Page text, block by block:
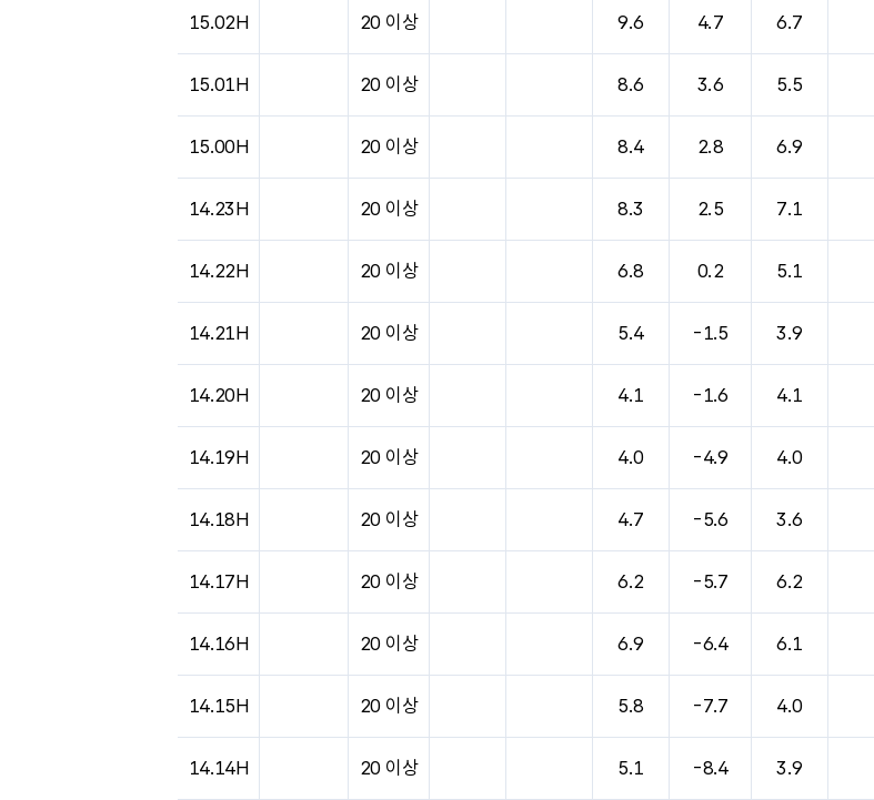
15.02H 20 이상 9.6 4.7 6.7
15.01H 20 이상 8.6 3.6 5.5
15.00H 20 이상 8.4 2.8 6.9
14.23H 20 이상 8.3 2.5 7.1
14.22H 20 이상 6.8 0.2 5.1
14.21H 20 이상 5.4 -1.5 3.9
14.20H 20 이상 4.1 -1.6 4.1
14.19H 20 이상 4.0 -4.9 4.0
14.18H 20 이상 4.7 -5.6 3.6
14.17H 20 이상 6.2 -5.7 6.2
14.16H 20 이상 6.9 -6.4 6.1
14.15H 20 이상 5.8 -7.7 4.0
14.14H 20 이상 5.1 -8.4 3.9